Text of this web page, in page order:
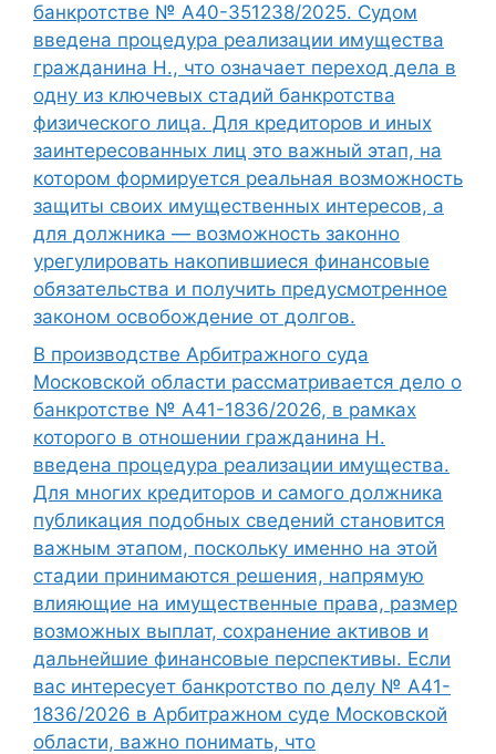
банкротстве № А40-351238/2025. Судом
введена процедура реализации имущества
гражданина Н., что означает переход дела в
одну из ключевых стадий банкротства
физического лица. Для кредиторов и иных
заинтересованных лиц это важный этап, на
котором формируется реальная возможность
защиты своих имущественных интересов, а
для должника — возможность законно
урегулировать накопившиеся финансовые
обязательства и получить предусмотренное
законом освобождение от долгов.
В производстве Арбитражного суда
Московской области рассматривается дело о
банкротстве № А41-1836/2026, в рамках
которого в отношении гражданина Н.
введена процедура реализации имущества.
Для многих кредиторов и самого должника
публикация подобных сведений становится
важным этапом, поскольку именно на этой
стадии принимаются решения, напрямую
влияющие на имущественные права, размер
возможных выплат, сохранение активов и
дальнейшие финансовые перспективы. Если
вас интересует банкротство по делу № А41-
1836/2026 в Арбитражном суде Московской
области, важно понимать, что